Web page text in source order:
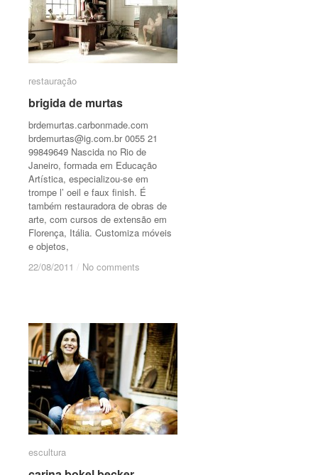
restauração
brigida de murtas
brdemurtas.carbonmade.com
brdemurtas@ig.com.br0055 21
99849649 Nascida no Rio de
Janeiro, formada em Educação
Artística, especializou-se em
trompe l’ oeil e faux finish. É
também restauradora de obras de
arte, com cursos de extensão em
Florença, Itália. Customiza móveis
e objetos,
22/08/2011 / No comments
restauração
brigida de murtas
22/08/2011 / No comments
escultura
escultura